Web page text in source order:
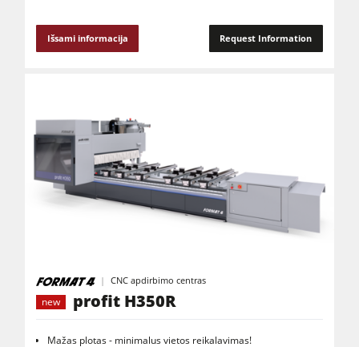
Išsami informacija Request Information
CNC apdirbimo centras
new
profit H350R
Mažas plotas - minimalus vietos reikalavimas!